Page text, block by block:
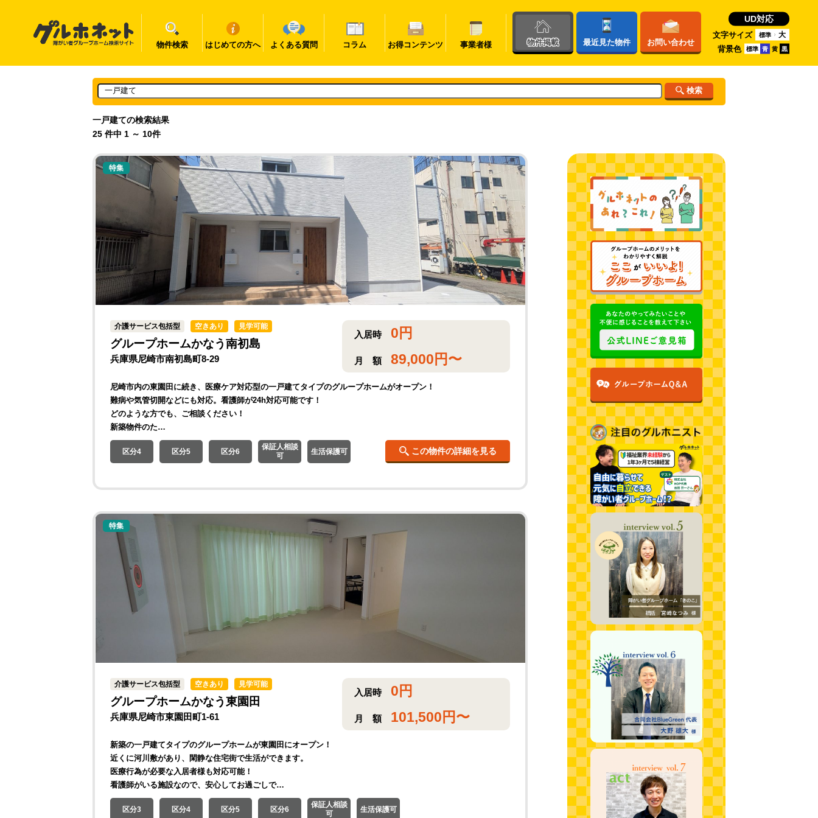
物件検索 はじめての方へ よくある質問 コラム お得コンテンツ 事業者様
UD対応
文字サイズ 標準 大
背景色 標準 青 黄 黒
物件掲載 最近見た物件 お問い合わせ
検索
一戸建ての検索結果
25 件中 1 ～ 10件
特集
介護サービス包括型 空きあり 見学可能
グループホームかなう南初島
兵庫県尼崎市南初島町8-29
入居時 0 円
月 額 89,000 円〜
尼崎市内の東園田に続き、医療ケア対応型の一戸建てタイプのグループホームがオープン！
難病や気管切開などにも対応。看護師が24h対応可能です！
どのような方でも、ご相談ください！
新築物件のた…
区分4 区分5 区分6
保証人相談
可
生活保護可 この物件の詳細を見る
特集
介護サービス包括型 空きあり 見学可能
グループホームかなう東園田
兵庫県尼崎市東園田町1-61
入居時 0 円
月 額 101,500 円〜
新築の一戸建てタイプのグループホームが東園田にオープン！
近くに河川敷があり、閑静な住宅街で生活ができます。
医療行為が必要な入居者様も対応可能！
看護師がいる施設なので、安心してお過ごしで…
区分3 区分4 区分5 区分6
保証人相談
可
生活保護可